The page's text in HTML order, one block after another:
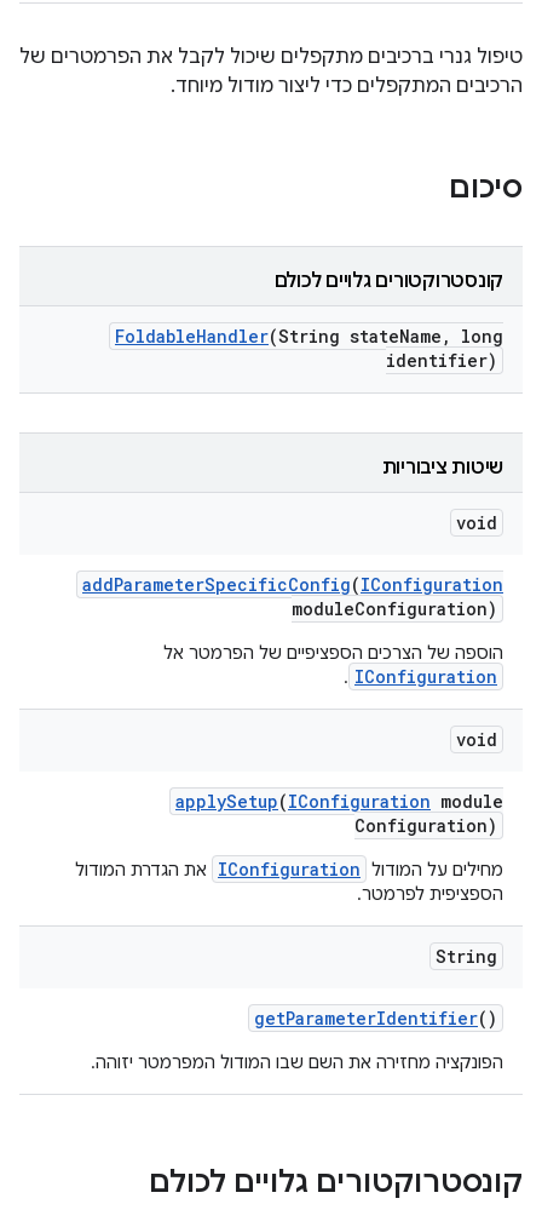
טיפול גנרי ברכיבים מתקפלים שיכול לקבל את הפרמטרים של
הרכיבים המתקפלים כדי ליצור מודול מיוחד.
סיכום
קונסטרוקטורים גלויים לכולם
FoldableHandler(String stateName ,
long
identifier)
שיטות ציבוריות
void
addParameterSpecificConfig(IConfiguration
moduleConfiguration)
הוספה של הצרכים הספציפיים של הפרמטר אל
IConfiguration
.
void
applySetup(IConfiguration module
Configuration)
מחילים על המודול IConfiguration
את הגדרת המודול
הספציפית לפרמטר.
String
getParameterIdentifier()
הפונקציה מחזירה את השם שבו המודול המפרמטר יזוהה.
קונסטרוקטורים גלויים לכולם